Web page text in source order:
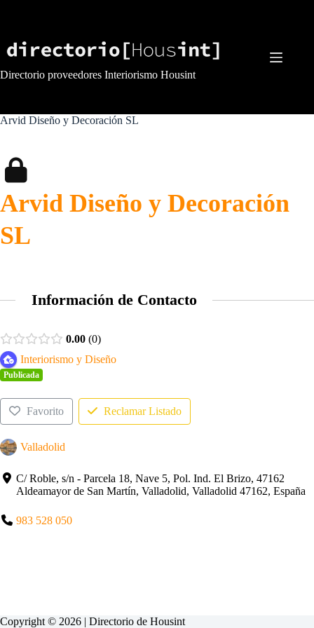
Directorio proveedores Interiorismo Housint
Arvid Diseño y Decoración SL
Arvid Diseño y Decoración
SL
Información de Contacto
0.00 0
Interiorismo y Diseño
Publicada
Favorito Reclamar Listado
Valladolid
C/ Roble, s/n - Parcela 18, Nave 5, Pol. Ind. El Brizo, 47162
Aldeamayor de San Martín, Valladolid, Valladolid 47162, España
983 528 050
Copyright © 2026 | Directorio de Housint